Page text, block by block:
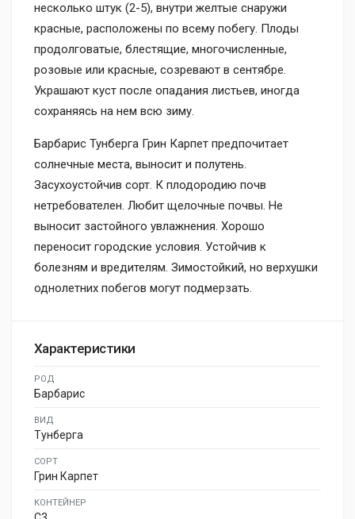
несколько штук (2-5), внутри желтые снаружи
красные, расположены по всему побегу. Плоды
продолговатые, блестящие, многочисленные,
розовые или красные, созревают в сентябре.
Украшают куст после опадания листьев, иногда
сохраняясь на нем всю зиму.
Барбарис Тунберга Грин Карпет предпочитает
солнечные места, выносит и полутень.
Засухоустойчив сорт. К плодородию почв
нетребователен. Любит щелочные почвы. Не
выносит застойного увлажнения. Хорошо
переносит городские условия. Устойчив к
болезням и вредителям. Зимостойкий, но верхушки
однолетних побегов могут подмерзать.
Характеристики
РОД
Барбарис
ВИД
Тунберга
СОРТ
Грин Карпет
КОНТЕЙНЕР